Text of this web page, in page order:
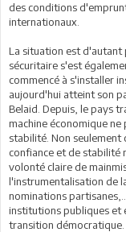
des conditions
internationaux.
La situation est d'autant
sécuritaire s'est
commencé à s'installer
aujourd'hui atteint son
Belaid. Depuis, le pays
machine économique
stabilité. Non
confiance et de stabilité
volonté claire de
l'instrumentalisation de
nominations
institutions publiques et
transition démocratique.